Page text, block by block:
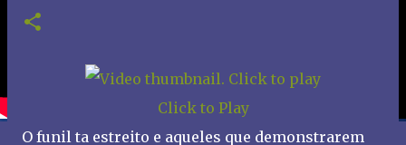
Click to Play
O funil ta estreito e aqueles que demonstrarem